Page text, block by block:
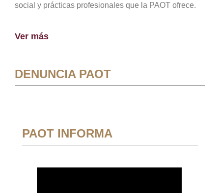
social y prácticas profesionales que la PAOT ofrece.
Ver más
DENUNCIA PAOT
PAOT INFORMA